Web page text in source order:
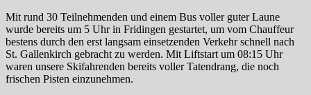
Mit rund 30 Teilnehmenden und einem Bus voller guter Laune
wurde bereits um 5 Uhr in Fridingen gestartet, um vom Chauffeur
bestens durch den erst langsam einsetzenden Verkehr schnell nach
St. Gallenkirch gebracht zu werden. Mit Liftstart um 08:15 Uhr
waren unsere Skifahrenden bereits voller Tatendrang, die noch
frischen Pisten einzunehmen.